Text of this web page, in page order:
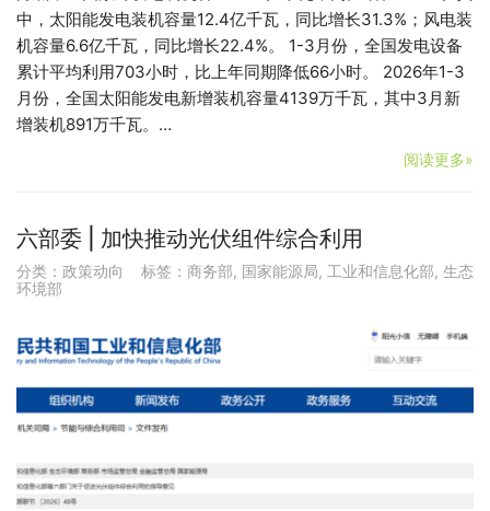
中，太阳能发电装机容量12.4亿千瓦，同比增长31.3%；风电装
机容量6.6亿千瓦，同比增长22.4%。 1-3月份，全国发电设备
累计平均利用703小时，比上年同期降低66小时。 2026年1-3
月份，全国太阳能发电新增装机容量4139万千瓦，其中3月新
增装机891万千瓦。…
阅读更多»
六部委 | 加快推动光伏组件综合利用
分类： 政策动向 标签： 商务部, 国家能源局, 工业和信息化部, 生态
环境部